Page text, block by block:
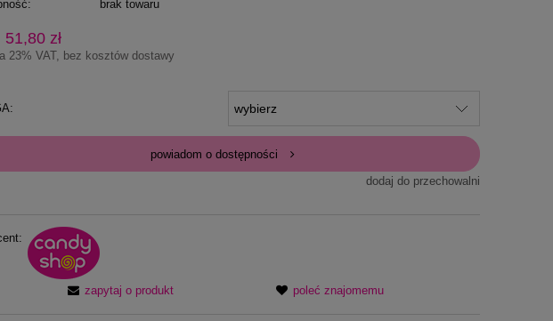
brak towaru
51,80 zł
23% VAT, bez kosztów dostawy
powiadom o dostępności
dodaj do przechowalni
zapytaj o produkt poleć znajomemu